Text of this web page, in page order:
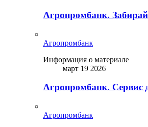
Агропромбанк.
Агропромбанк
Информация о материале
март 19 2026
Агропромбанк. Сервис
Агропромбанк